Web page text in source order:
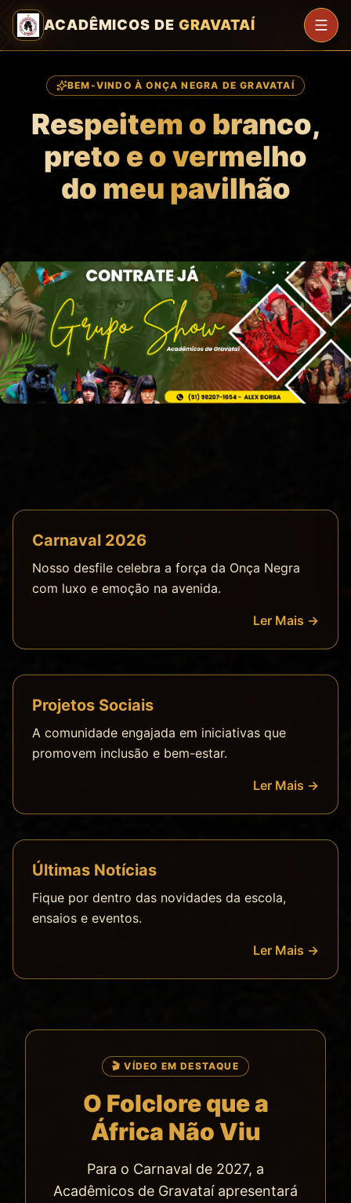
ACADÊMICOS DE GRAVATAÍ
BEM-VINDO À ONÇA NEGRA DE GRAVATAÍ
Respeitem o branco,
preto e o vermelho
do meu pavilhão
Carnaval 2026
Nosso desfile celebra a força da Onça Negra
com luxo e emoção na avenida.
Ler Mais →
Projetos Sociais
A comunidade engajada em iniciativas que
promovem inclusão e bem-estar.
Ler Mais →
Últimas Notícias
Fique por dentro das novidades da escola,
ensaios e eventos.
Ler Mais →
🎬 VÍDEO EM DESTAQUE
O Folclore que a
África Não Viu
Para o Carnaval de 2027, a
Acadêmicos de Gravataí apresentará